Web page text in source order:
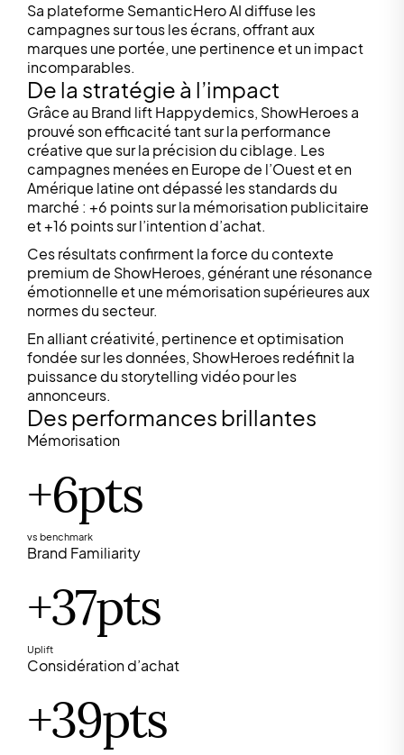
Sa plateforme SemanticHero AI diffuse les
campagnes sur tous les écrans, offrant aux
marques une portée, une pertinence et un impact
incomparables.
De la stratégie à l’impact
Grâce au Brand lift Happydemics, ShowHeroes a
prouvé son efficacité tant sur la performance
créative que sur la précision du ciblage. Les
campagnes menées en Europe de l’Ouest et en
Amérique latine ont dépassé les standards du
marché : +6 points sur la mémorisation publicitaire
et +16 points sur l’intention d’achat.
Ces résultats confirment la force du contexte
premium de ShowHeroes, générant une résonance
émotionnelle et une mémorisation supérieures aux
normes du secteur.
En alliant créativité, pertinence et optimisation
fondée sur les données, ShowHeroes redéfinit la
puissance du storytelling vidéo pour les
annonceurs.
Des performances brillantes
Mémorisation
+6pts
vs benchmark
Brand Familiarity
+37pts
Uplift
Considération d’achat
+39pts